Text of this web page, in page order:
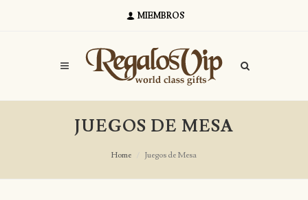
MIEMBROS
JUEGOS DE MESA
Home Juegos de Mesa